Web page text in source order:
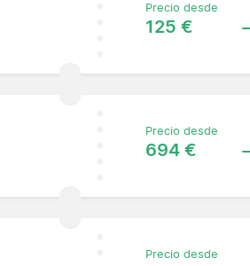
Precio desde
125 €
Precio desde
694 €
Precio desde